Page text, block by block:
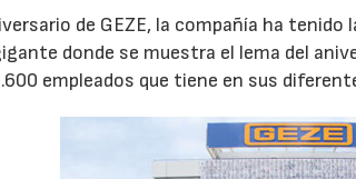
de GEZE, la compañía ha
donde se muestra el lema del
empleados que tiene en sus